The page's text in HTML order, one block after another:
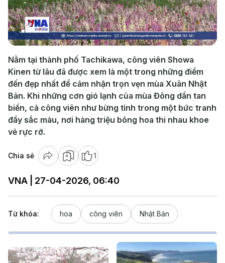
Video
Nằm tại thành phố Tachikawa, công viên Showa
Kinen từ lâu đã được xem là một trong những điểm
đến đẹp nhất để cảm nhận trọn vẹn mùa Xuân Nhật
Bản. Khi những cơn gió lạnh của mùa Đông dần tan
biến, cả công viên như bừng tỉnh trong một bức tranh
đầy sắc màu, nơi hàng triệu bông hoa thi nhau khoe
vẻ rực rỡ.
Chia sẻ 1
VNA | 27-04-2026, 06:40
Từ khóa: hoa công viên Nhật Bản